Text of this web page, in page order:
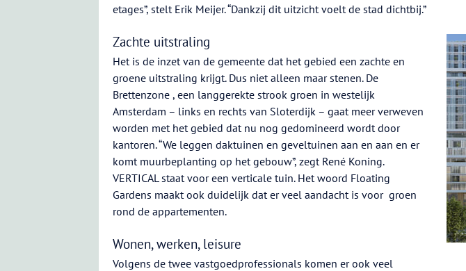
etages”, stelt Erik Meijer. “Dankzij dit uitzicht voelt de stad dichtbij.”
Zachte uitstraling
Het is de inzet van de gemeente dat het gebied een zachte en
groene uitstraling krijgt. Dus niet alleen maar stenen. De
Brettenzone , een langgerekte strook groen in westelijk
Amsterdam – links en rechts van Sloterdijk – gaat meer verweven
worden met het gebied dat nu nog gedomineerd wordt door
kantoren. “We leggen daktuinen en geveltuinen aan en aan en er
komt muurbeplanting op het gebouw”, zegt René Koning.
VERTICAL staat voor een verticale tuin. Het woord Floating
Gardens maakt ook duidelijk dat er veel aandacht is voor groen
rond de appartementen.
Wonen, werken, leisure
Volgens de twee vastgoedprofessionals komen er ook veel